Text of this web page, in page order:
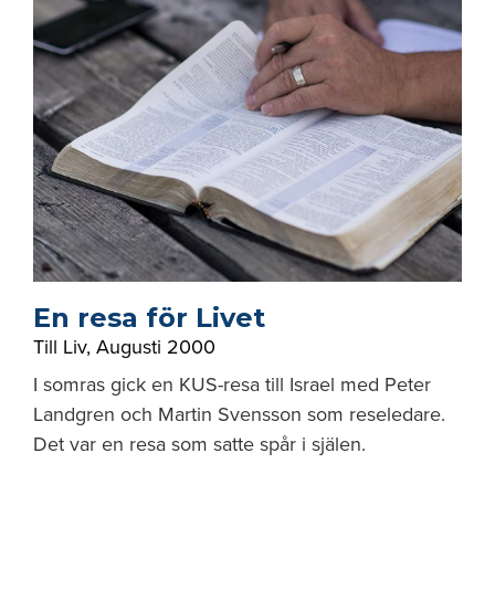
En resa för Livet
Till Liv, Augusti 2000
I somras gick en KUS-resa till Israel med Peter
Landgren och Martin Svensson som reseledare.
Det var en resa som satte spår i själen.